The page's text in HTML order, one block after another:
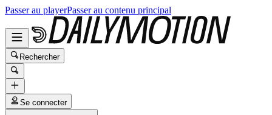
Passer au playerPasser au contenu principal
Rechercher
Se connecter